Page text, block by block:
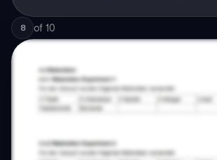
8 of 10